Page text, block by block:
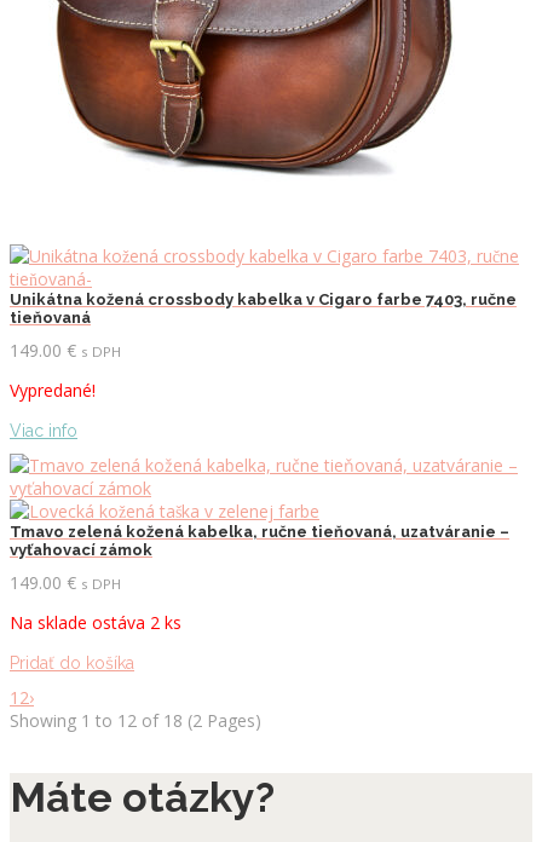
Unikátna kožená crossbody kabelka v Cigaro farbe 7403, ručne
tieňovaná
149.00 € s DPH
Vypredané!
Viac info
Tmavo zelená kožená kabelka, ručne tieňovaná, uzatváranie –
vyťahovací zámok
149.00 € s DPH
Na sklade ostáva 2 ks
Pridať do košíka
1 2›
Showing 1 to 12 of 18 (2 Pages)
Máte otázky?